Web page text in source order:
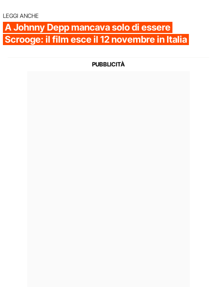
LEGGI ANCHE
A Johnny Depp mancava solo di essere
Scrooge: il film esce il 12 novembre in Italia